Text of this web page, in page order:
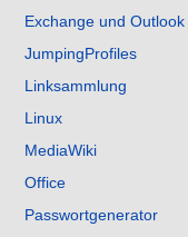
Exchange und Outlook
JumpingProfiles
Linksammlung
Linux
MediaWiki
Office
Passwortgenerator